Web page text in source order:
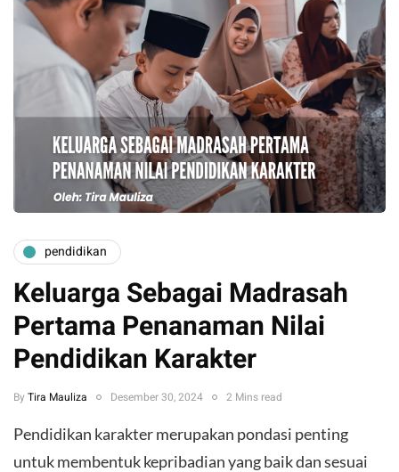
pendidikan
Keluarga Sebagai Madrasah
Pertama Penanaman Nilai
Pendidikan Karakter
By Tira Mauliza Desember 30, 2024 2 Mins read
Pendidikan karakter merupakan pondasi penting
untuk membentuk kepribadian yang baik dan sesuai